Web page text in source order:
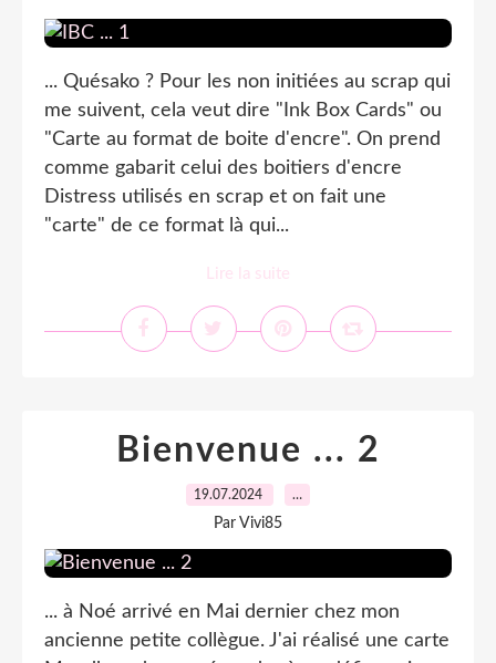
... Quésako ? Pour les non initiées au scrap qui
me suivent, cela veut dire "Ink Box Cards" ou
"Carte au format de boite d'encre". On prend
comme gabarit celui des boitiers d'encre
Distress utilisés en scrap et on fait une
"carte" de ce format là qui...
Lire la suite
Bienvenue ... 2
19.07.2024 …
Par Vivi85
... à Noé arrivé en Mai dernier chez mon
ancienne petite collègue. J'ai réalisé une carte